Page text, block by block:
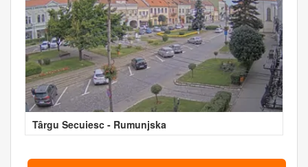
Târgu Secuiesc - Rumunjska